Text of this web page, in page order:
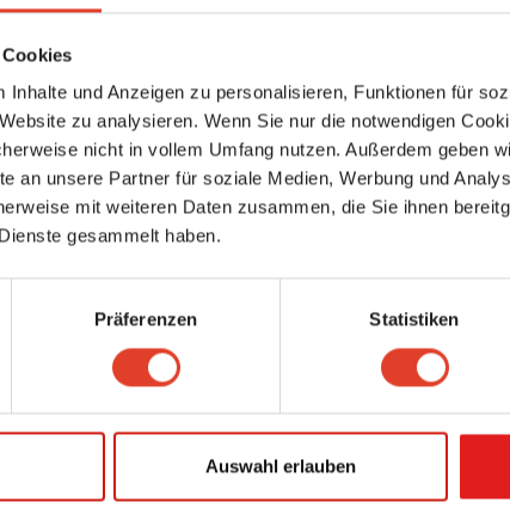
Inhalte und Anzeigen zu personalisieren, Funktionen für
zu analysieren. Wenn Sie nur die notwendigen
nicht in vollem Umfang nutzen. Außerdem geben
an unsere Partner für soziale Medien, Werbung und
mit weiteren Daten zusammen, die Sie ihnen
gesammelt haben.
Präferenzen Statistiken
Auswahl erlauben
Vorgartenstraße 215, 1200 Wien 2., Leopoldstadt, Wien, Österreich
Putzerei Krottenbach
Mode & Bekleidungstechnik
Krottenbachstraße 106A, 1190 Wien 19., Döbling, Wien, Österreich
5590.12 km entfernt
0 Bewertungen
Peter-Jordan-Straße 8, 1190 Wien 19., Döbling, Wien, Österreich (Karte
5590.19 km entfernt
0 Bewertungen
Beratung Diem
Pappenheimgasse 6, 1200 Wien 20., Brigittenau, Wien, Österreich